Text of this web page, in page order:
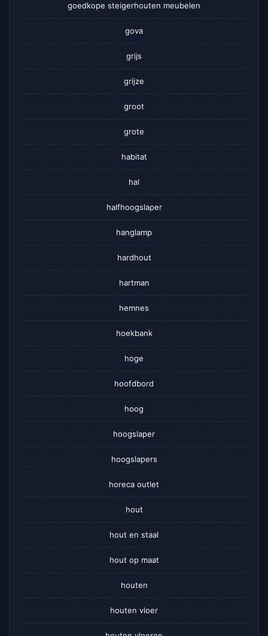
goedkope steigerhouten meubelen
gova
grijs
grijze
groot
grote
habitat
hal
halfhoogslaper
hanglamp
hardhout
hartman
hemnes
hoekbank
hoge
hoofdbord
hoog
hoogslaper
hoogslapers
horeca outlet
hout
hout en staal
hout op maat
houten
houten vloer